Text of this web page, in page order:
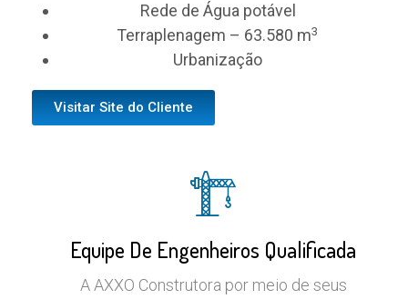
Rede de Água potável
Terraplenagem – 63.580 m3
Urbanização
Visitar Site do Cliente
Equipe De Engenheiros Qualificada
A AXXO Construtora por meio de seus